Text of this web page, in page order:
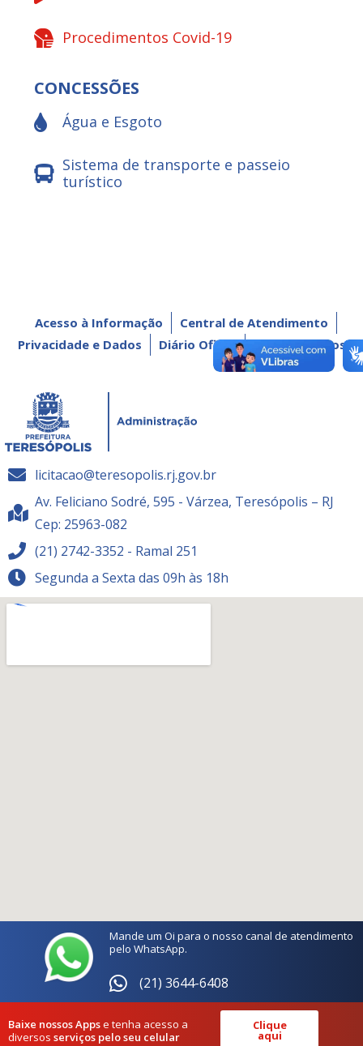
Procedimentos Covid-19
CONCESSÕES
Água e Esgoto
Sistema de transporte e passeio
turístico
Acesso à Informação
Central de Atendimento
Privacidade e Dados
Diário Oficial Dados Abertos
licitacao@teresopolis.rj.gov.br
Av. Feliciano Sodré, 595 - Várzea, Teresópolis – RJ
Cep: 25963-082
(21) 2742-3352 - Ramal 251
Segunda a Sexta das 09h às 18h
Mande um Oi para o nosso canal de atendimento
pelo WhatsApp.
(21) 3644-6408
Baixe nossos Appse tenha acesso a
diversos serviços pelo seu celular
Clique
aqui